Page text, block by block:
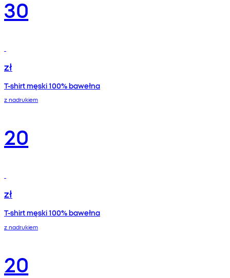
30
zł
T-shirt męski 100% bawełna
z nadrukiem
20
zł
T-shirt męski 100% bawełna
z nadrukiem
20